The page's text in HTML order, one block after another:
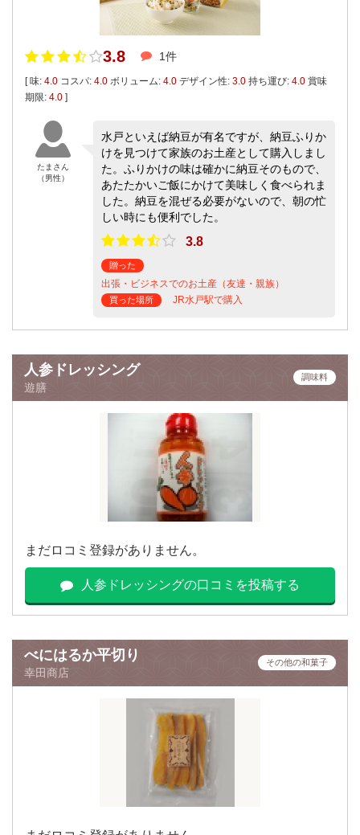
3.8 1件
[ 味: 4.0 コスパ: 4.0 ボリューム: 4.0 デザイン性: 3.0 持ち運び: 4.0 賞味
期限: 4.0 ]
たまさん
（男性）
水戸といえば納豆が有名ですが、納豆ふりか
けを見つけて家族のお土産として購入しまし
た。ふりかけの味は確かに納豆そのもので、
あたたかいご飯にかけて美味しく食べられま
した。納豆を混ぜる必要がないので、朝の忙
しい時にも便利でした。
3.8
贈った
出張・ビジネスでのお土産（友達・親族）
買った場所 JR水戸駅で購入
人参ドレッシング
遊膳
調味料
まだロコミ登録がありません。
人参ドレッシングの口コミを投稿する
べにはるか平切り
幸田商店
その他の和菓子